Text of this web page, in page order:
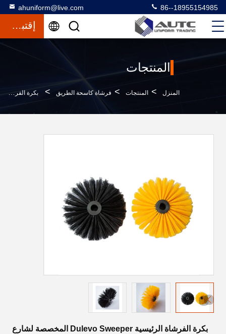
ahuniform@live.com 86--18955154985
إقتباس
المنتجات
المنزل > المنتجات > فرشاة كاسحة الطريق > بكرة الفرشاة الرئيسية Dulevo Sweeper المخصصة لشارع نظيف
بكرة الفرشاة الرئيسية Dulevo Sweeper المخصصة لشارع